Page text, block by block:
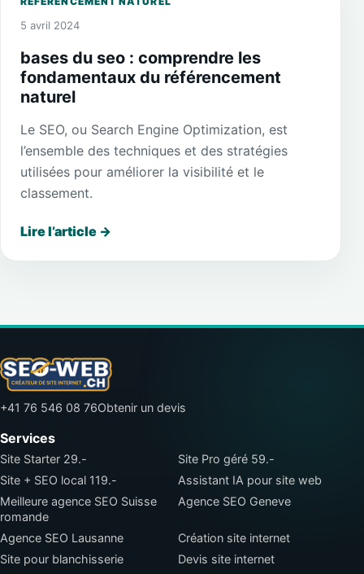
5 avril 2024
bases du seo : comprendre les
fondamentaux du référencement
naturel
Le SEO, ou Search Engine Optimization, est
l’ensemble des techniques et des stratégies
utilisées pour améliorer la visibilité et le
classement.
Lire l’article →
+41 76 546 08 76Obtenir un devis
Services
Site Starter 29.-
Site Pro géré 59.-
Site + SEO local 119.-
Assistant IA pour site web
Meilleure agence SEO Suisse
romande
Agence SEO Geneve
Agence SEO Lausanne
Création site internet
Site pour blanchisserie
Devis site internet